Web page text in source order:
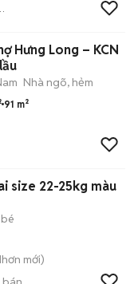
Hưng Long – KCN
Nhà ngõ, hẻm
91 m²
size 22-25kg màu
mới)